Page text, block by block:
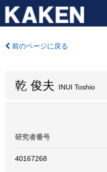
前のページに戻る
乾 俊夫 INUI Toshio
研究者番号
40167268